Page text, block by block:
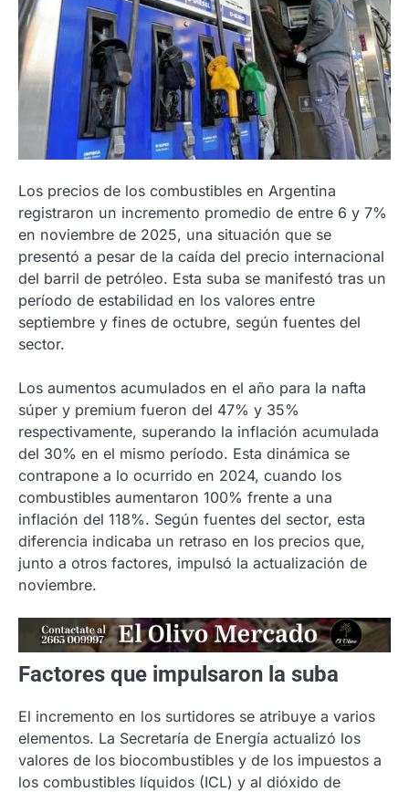
Los precios de los combustibles en Argentina
registraron un incremento promedio de entre 6 y 7%
en noviembre de 2025, una situación que se
presentó a pesar de la caída del precio internacional
del barril de petróleo. Esta suba se manifestó tras un
período de estabilidad en los valores entre
septiembre y fines de octubre, según fuentes del
sector.
Los aumentos acumulados en el año para la nafta
súper y premium fueron del 47% y 35%
respectivamente, superando la inflación acumulada
del 30% en el mismo período. Esta dinámica se
contrapone a lo ocurrido en 2024, cuando los
combustibles aumentaron 100% frente a una
inflación del 118%. Según fuentes del sector, esta
diferencia indicaba un retraso en los precios que,
junto a otros factores, impulsó la actualización de
noviembre.
Factores que impulsaron la suba
El incremento en los surtidores se atribuye a varios
elementos. La Secretaría de Energía actualizó los
valores de los biocombustibles y de los impuestos a
los combustibles líquidos (ICL) y al dióxido de